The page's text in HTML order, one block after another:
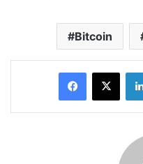
Bitcoin
Facebook
X